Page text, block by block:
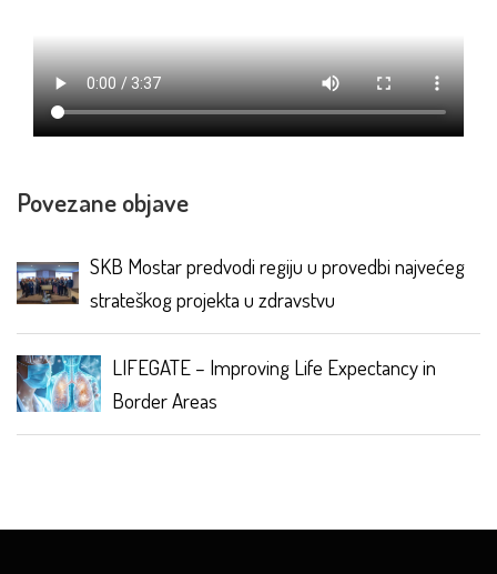
Povezane objave
SKB Mostar predvodi regiju u provedbi najvećeg
strateškog projekta u zdravstvu
LIFEGATE – Improving Life Expectancy in
Border Areas